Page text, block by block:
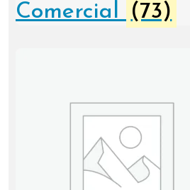
Comercial
(73)